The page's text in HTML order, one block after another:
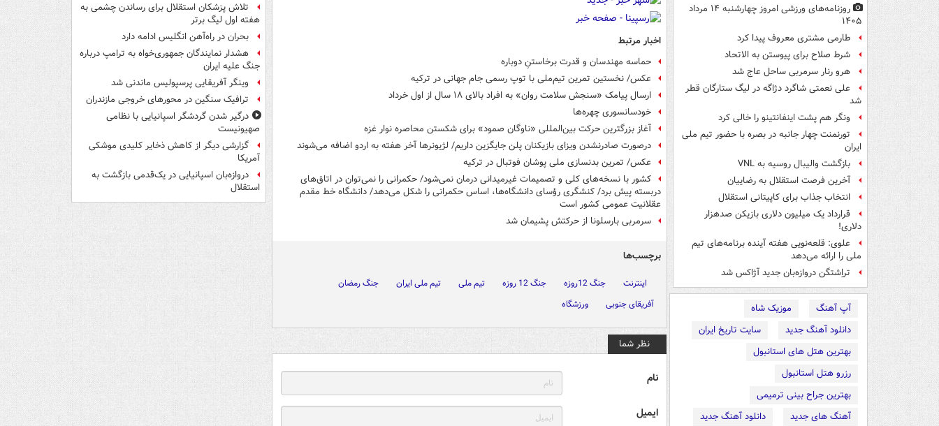
روزنامه‌های ورزشی امروز چهارشنبه ۱۴ مرداد
۱۴۰۵
طارمی مشتری معروف پیدا کرد
شرط صلاح برای پیوستن به الاتحاد
هرو رنار سرمربی ساحل عاج شد
علی نعمتی شاگرد دژاگه در لیگ ستارگان قطر
شد
ونگر هم پشت اینفانتینو را خالی کرد
تورنمنت چهار جانبه در بصره با حضور تیم ملی
ایران
بازگشت والیبال روسیه به VNL
آخرین فرصت استقلال به رضاییان
انتخاب جذاب برای کاپیتانی استقلال
قرارداد یک میلیون دلاری بازیکن صدهزار
دلاری!
علوی: قلعه‌نویی هفته آینده برنامه‌های تیم
ملی را ارائه می‌دهد
تراِشتگن دروازه‌بان جدید آژاکس شد
آپ آهنگ
موزیک شاه
دانلود آهنگ جدید
سایت تاریخ ایران
بهترین هتل های استانبول
رزرو هتل استانبول
بهترین جراح بینی ترمیمی
آهنگ های جدید
دانلود آهنگ جدید
اخبار مرتبط
حماسه مهندسان و قدرت برخاستنِ دوباره
عکس/ نخستین تمرین تیم‌ملی با توپ رسمی جام جهانی در ترکیه
ارسال پیامک «سنجش سلامت روان» به افراد بالای ۱۸ سال از اول خرداد
خودسانسوری چهره‌ها
آغاز بزرگترین حرکت بین‌المللی «ناوگان صمود» برای شکستن محاصره نوار غزه
درصورت صادرنشدن ویزای بازیکنان پلن جایگزین داریم/ لژیونرها آخر هفته به اردو اضافه می‌شوند
عکس/ تمرین بدنسازی ملی پوشان فوتبال در ترکیه
کشور با نسخه‌های کلی و تصمیمات غیرمیدانی درمان نمی‌شود/ حکمرانی را نمی‌توان در اتاق‌های
دربسته پیش برد/ کنشگری رؤسای دانشگاه‌ها، اساس حکمرانی را شکل می‌دهد/ دانشگاه خط مقدم
عقلانیت عمومی کشور است
سرمربی بارسلونا از حرکتش پشیمان شد
برچسب‌ها
اینترنت جنگ 12روزه جنگ 12 روزه تیم ملی تیم ملی ایران
جنگ رمضان
آفریقای جنوبی
ورزشگاه
نظر شما
نام
ایمیل
تلاش پزشکان استقلال برای رساندن چشمی به
هفته اول لیگ برتر
بحران در راه‌آهن انگلیس ادامه دارد
هشدار نمایندگان جمهوری‌خواه به ترامپ درباره
جنگ علیه ایران
وینگر آفریقایی پرسپولیس ماندنی شد
ترافیک سنگین در محورهای خروجی مازندران
درگیر شدن گردشگر اسپانیایی با نظامی
صهیونیست
گزارشی دیگر از کاهش ذخایر کلیدی موشکی
آمریکا
دروازه‌بان اسپانیایی در یک‌قدمی بازگشت به
استقلال